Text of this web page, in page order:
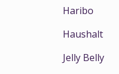
Haribo
Haushalt
Jelly Belly